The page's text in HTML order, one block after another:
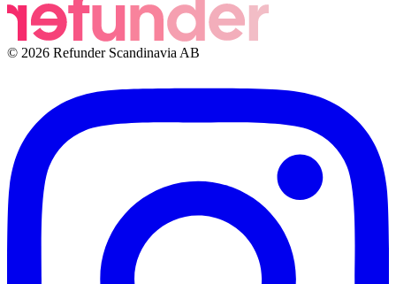
© 2026 Refunder Scandinavia AB